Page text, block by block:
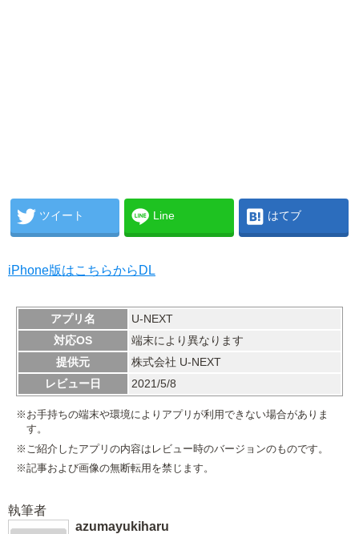
ツイート Line はてブ
iPhone版はこちらからDL
アプリ名
U-NEXT
対応OS
端末により異なります
提供元
株式会社 U-NEXT
レビュー日
2021/5/8
※お手持ちの端末や環境によりアプリが利用できない場合がありま
す。
※ご紹介したアプリの内容はレビュー時のバージョンのものです。
※記事および画像の無断転用を禁じます。
執筆者
azumayukiharu